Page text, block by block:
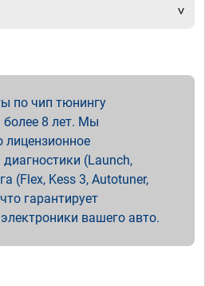
по чип тюнингу
8 лет. Мы
лицензионное
(Launch,
(Flex, Kess 3, Autotuner,
гарантирует
вашего авто.